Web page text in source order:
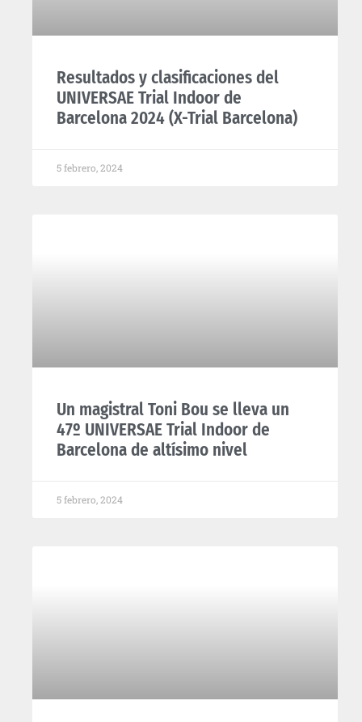
Resultados y clasificaciones del
UNIVERSAE Trial Indoor de
Barcelona 2024 (X-Trial Barcelona)
5 febrero, 2024
Un magistral Toni Bou se lleva un
47º UNIVERSAE Trial Indoor de
Barcelona de altísimo nivel
5 febrero, 2024